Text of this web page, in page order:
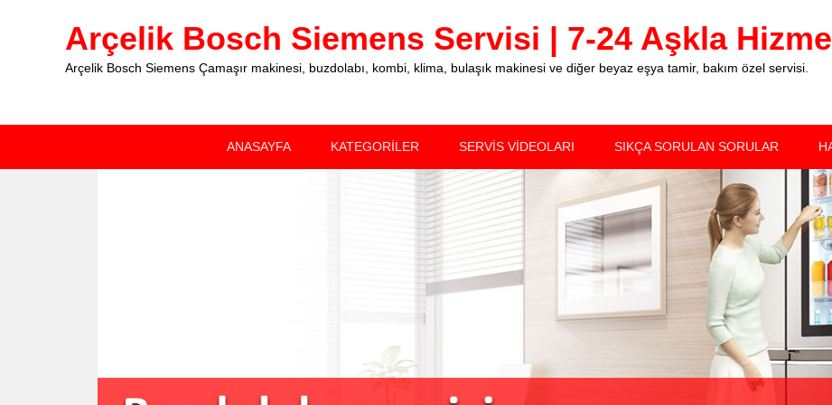
Arçelik Bosch Siemens Servisi | 7-24 Aşkla
Arçelik Bosch Siemens Çamaşır makinesi, buzdolabı, kombi, klima, bulaşık makinesi ve diğer beyaz eşya tamir, bakım özel servisi.
ANASAYFA KATEGORİLER SERVİS VİDEOLARI SIKÇA SORULAN SORULAR